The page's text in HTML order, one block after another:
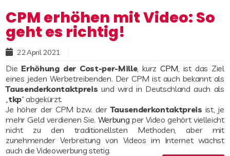
CPM erhöhen mit Video: So
geht es richtig!
22 April 2021
Die Erhöhung der Cost-per-Mille, kurzCPM , ist das Ziel
eines jeden Werbetreibenden. Der CPM ist auch bekannt als
Tausenderkontaktpreis und wird in Deutschland auch als
tkp“ abgekürzt.
Je höher der CPM bzw. derTausenderkontaktpreis ist, je
mehr Geld verdienen Sie. Werbung per Video gehört vielleicht
nicht zu den traditionellsten Methoden, aber mit
zunehmender Verbreitung von Videos im Internet wächst
auch die Videowerbung stetig.